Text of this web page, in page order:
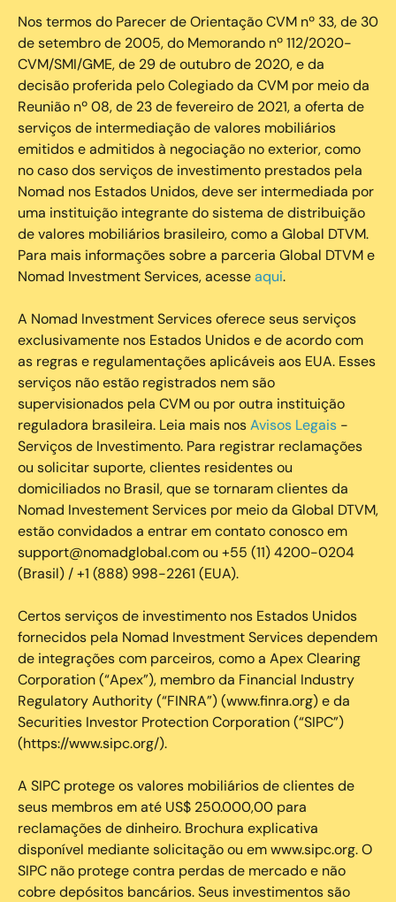
Nos termos do Parecer de Orientação CVM nº 33, de 30
de setembro de 2005, do Memorando nº 112/2020-
CVM/SMI/GME, de 29 de outubro de 2020, e da
decisão proferida pelo Colegiado da CVM por meio da
Reunião nº 08, de 23 de fevereiro de 2021, a oferta de
serviços de intermediação de valores mobiliários
emitidos e admitidos à negociação no exterior, como
no caso dos serviços de investimento prestados pela
Nomad nos Estados Unidos, deve ser intermediada por
uma instituição integrante do sistema de distribuição
de valores mobiliários brasileiro, como a Global DTVM.
Para mais informações sobre a parceria Global DTVM e
Nomad Investment Services, acesseaqui.
A Nomad Investment Services oferece seus serviços
exclusivamente nos Estados Unidos e de acordo com
as regras e regulamentações aplicáveis aos EUA. Esses
serviços não estão registrados nem são
supervisionados pela CVM ou por outra instituição
reguladora brasileira. Leia mais nosAvisos Legais -
Serviços de Investimento. Para registrar reclamações
ou solicitar suporte, clientes residentes ou
domiciliados no Brasil, que se tornaram clientes da
Nomad Investement Services por meio da Global DTVM,
estão convidados a entrar em contato conosco em
support@nomadglobal.com ou +55 (11) 4200-0204
(Brasil) / +1 (888) 998-2261 (EUA).
Certos serviços de investimento nos Estados Unidos
fornecidos pela Nomad Investment Services dependem
de integrações com parceiros, como a Apex Clearing
Corporation (“Apex”), membro da Financial Industry
Regulatory Authority (“FINRA”) (www.finra.org) e da
Securities Investor Protection Corporation (“SIPC”)
(https://www.sipc.org/).
A SIPC protege os valores mobiliários de clientes de
seus membros em até US$ 250.000,00 para
reclamações de dinheiro. Brochura explicativa
disponível mediante solicitação ou em www.sipc.org. O
SIPC não protege contra perdas de mercado e não
cobre depósitos bancários. Seus investimentos são